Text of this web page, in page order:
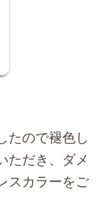
たので褪色し
ただき、ダメ
スカラーをご